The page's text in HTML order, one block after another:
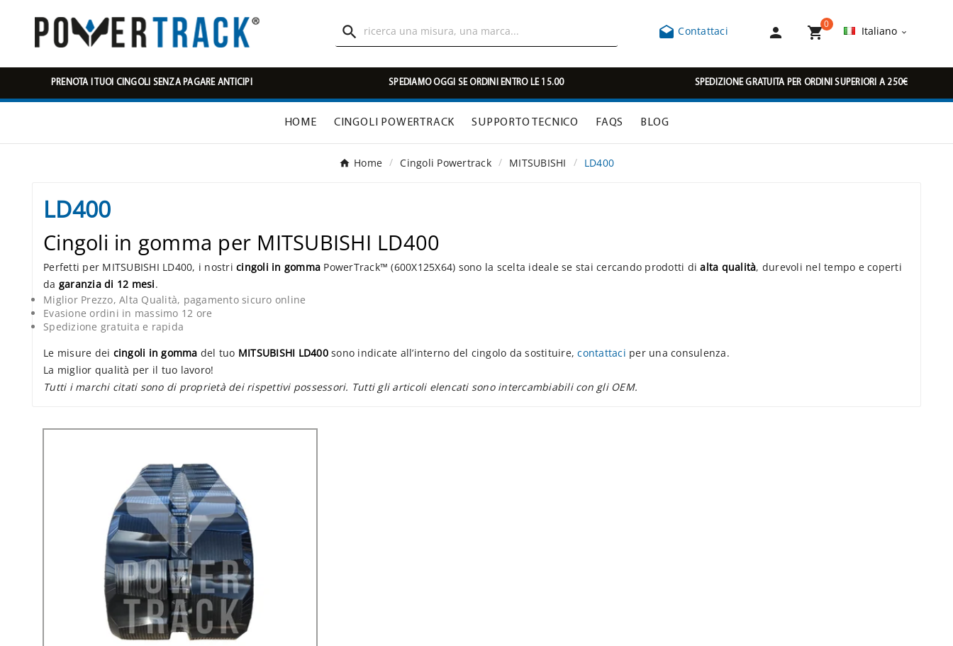
  Contattaci  
0
Italiano 
PRENOTA I TUOI CINGOLI SENZA PAGARE ANTICIPI SPEDIAMO OGGI SE ORDINI ENTRO LE 15.00 SPEDIZIONE GRATUITA PER ORDINI SUPERIORI A 250€
HOME CINGOLI POWERTRACK SUPPORTO TECNICO FAQS BLOG
Home Cingoli Powertrack MITSUBISHI LD400
LD400
Cingoli in gomma per MITSUBISHI LD400
Perfetti per MITSUBISHI LD400, i nostri cingoli in gomma PowerTrack™ (600X125X64) sono la scelta ideale se stai cercando prodotti dialta qualità, durevoli nel tempo e coperti
da garanzia di 12 mesi.
Miglior Prezzo, Alta Qualità, pagamento sicuro online
Evasione ordini in massimo 12 ore
Spedizione gratuita e rapida
Le misure dei cingoli in gomma del tuo MITSUBISHI LD400sono indicate all’interno del cingolo da sostituire,contattaci per una consulenza.
La miglior qualità per il tuo lavoro!
Tutti i marchi citati sono di proprietà dei rispettivi possessori. Tutti gli articoli elencati sono intercambiabili con gli OEM.